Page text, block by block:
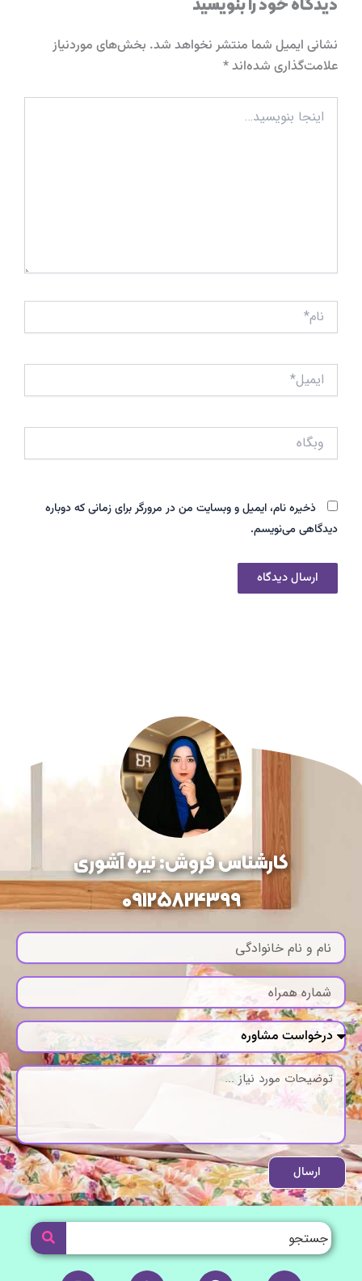
دیدگاه‌ خود را بنویسید
نشانی ایمیل شما منتشر نخواهد شد. بخش‌های موردنیاز
علامت‌گذاری شده‌اند*
بنویسید…
نام*
ایمیل*
ذخیره نام، ایمیل و وبسایت من در مرورگر برای زمانی که دوباره
دیدگاهی می‌نویسم.
کارشناس فروش: نیره آشوری
09125824399
ارسال